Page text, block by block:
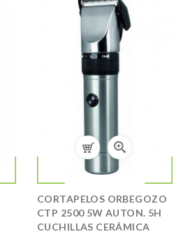
CORTAPELOS ORBEGOZO
CTP 2500 5W AUTON. 5H
CUCHILLAS CERÁMICA